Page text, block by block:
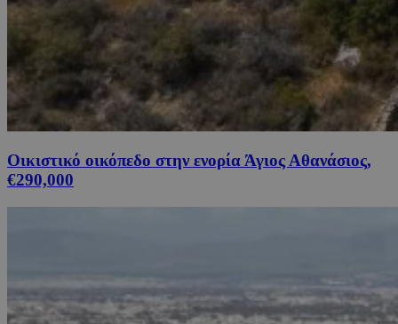
Οικιστικό οικόπεδο στην ενορία Άγιος Αθανάσιος,
€290,000